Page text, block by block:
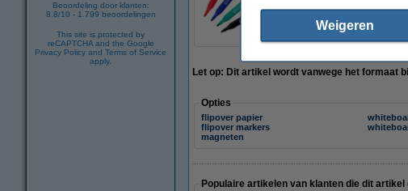
Beoordeling door klanten:
8.8/10 - 1.799 beoordelingen
This site is protected by
reCAPTCHA and the Google
Privacy Policy and Terms of Service
apply.
Let op: Dit artikel wordt vanwege het formaat
Opties
flipover papier
flipover markers
magneten
Populaire artikelen van klanten die dit artikel
Weigeren